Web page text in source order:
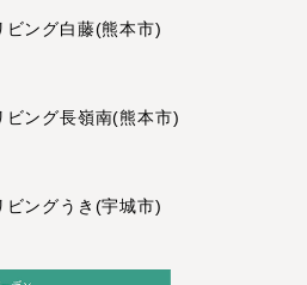
ング白藤(熊本市)
ング長嶺南(熊本市)
ングうき(宇城市)